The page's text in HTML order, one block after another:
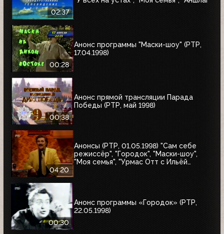
02:37
00:28
Анонс программы "Маски-шоу" (РТР,
17.04.1998)
00:38
Анонс прямой трансляции Парада
Победы (РТР, май 1998)
04:20
Анонсы (РТР, 01.05.1998) "Сам себе
режиссёр", "Городок", "Маски-шоу",
"Моя семья", "Урмас Отт с Ильёй
00:30
Анонс программы «Городок» (РТР,
22.05.1998)